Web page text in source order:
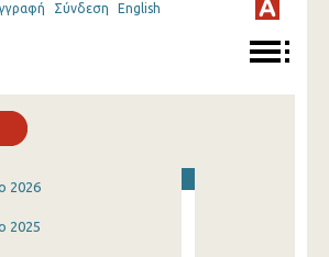
Σύνδεση English
2026
2025